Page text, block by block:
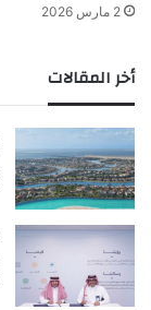
2 مارس 2026
أخر المقالات